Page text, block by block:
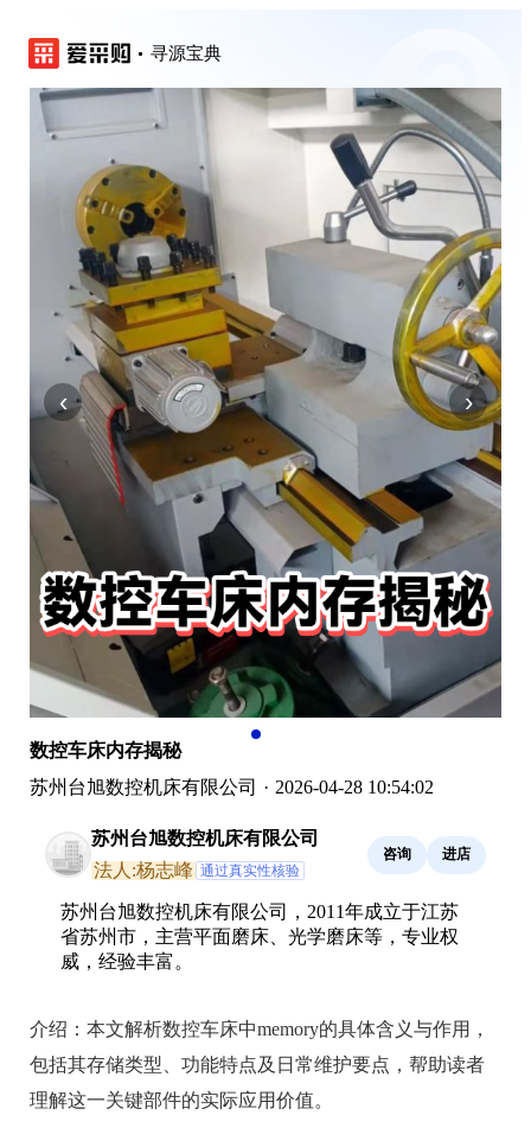
寻源宝典
‹ ›
数控车床内存揭秘
苏州台旭数控机床有限公司 · 2026-04-28 10:54:02
苏州台旭数控机床有限公司
法人:杨志峰 通过真实性核验
咨询 进店
苏州台旭数控机床有限公司，2011年成立于江苏
省苏州市，主营平面磨床、光学磨床等，专业权
威，经验丰富。
介绍： 本文解析数控车床中memory的具体含义与作用，
包括其存储类型、功能特点及日常维护要点，帮助读者
理解这一关键部件的实际应用价值。